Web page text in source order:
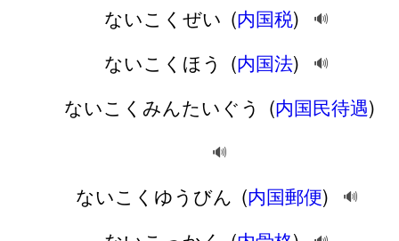
ないこくぜい (内国税) 🔊
ないこくほう (内国法) 🔊
ないこくみんたいぐう (内国民待遇)
🔊
ないこくゆうびん (内国郵便) 🔊